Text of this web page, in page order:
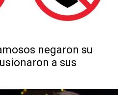
negaron su
a sus